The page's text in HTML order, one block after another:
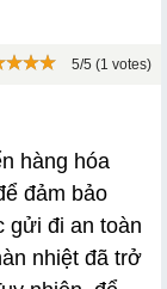
5/5 (1 votes)
hàng hóa
đảm bảo
gửi đi an toàn
nhiệt đã trở